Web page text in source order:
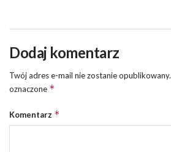
Dodaj komentarz
Twój adres e-mail nie zostanie opublikowany.
oznaczone *
Komentarz *